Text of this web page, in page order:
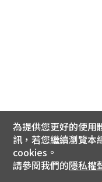
為提供您更好的使用
訊，若您繼續瀏覽本
cookies。
請參閱我們的隱私權